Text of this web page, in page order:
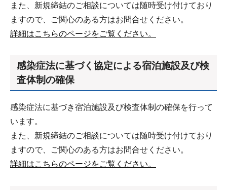
また、新規締結のご相談については随時受け付けており
ますので、ご関心のある方はお問合せください。
詳細はこちらのページをご覧ください。
感染症法に基づく協定による宿泊施設及び検
査体制の確保
感染症法に基づき宿泊施設及び検査体制の確保を行って
います。
また、新規締結のご相談については随時受け付けており
ますので、ご関心のある方はお問合せください。
詳細はこちらのページをご覧ください。